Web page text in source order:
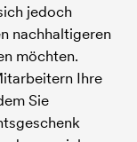
jedoch
nachhaltigeren
möchten.
Ihre
Sie